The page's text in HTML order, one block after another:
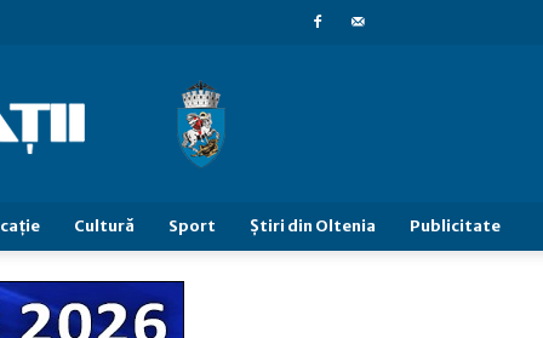
Cultură Sport Știri din Oltenia Publicitate